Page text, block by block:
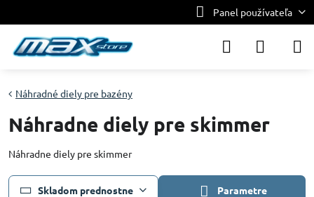
Panel používateľa
Náhradné diely pre bazény
Náhradne diely pre skimmer
Náhradne diely pre skimmer
Skladom prednostne Parametre